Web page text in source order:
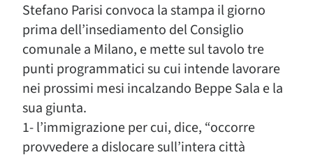
Stefano Parisi convoca la stampa il giorno
prima dell’insediamento del Consiglio
comunale a Milano, e mette sul tavolo tre
punti programmatici su cui intende lavorare
nei prossimi mesi incalzando Beppe Sala e la
sua giunta.
1- l’immigrazione per cui, dice, “occorre
provvedere a dislocare sull’intera città